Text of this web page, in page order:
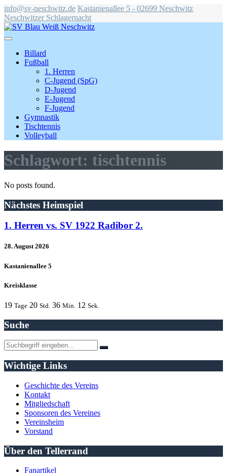
info@sv-neschwitz.de Kastanienallee 5 - 02699 Neschwitz
Neschwitzer Schlagernacht
Billard
Fußball
1. Herren
C-Jugend (SpG)
D-Jugend
E-Jugend
F-Jugend
Gymnastik
Tischtennis
Volleyball
Schlagwort: tischtennis
No posts found.
Nächstes Heimspiel
1. Herren vs. SV 1922 Radibor 2.
28. August 2026
Kastanienallee 5
Kreisklasse
19 Tage 20 Std. 36 Min. 12 Sek.
Suche
Wichtige Links
Geschichte des Vereins
Kontakt
Mitgliedschaft
Sponsoren des Vereines
Vereinsheim
Vorstand
Über den Tellerrand
Fanartikel